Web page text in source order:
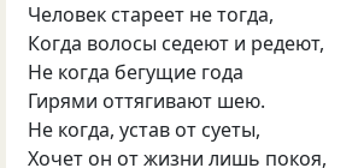
Человек стареет не тогда,
Когда волосы седеют и редеют,
Не когда бегущие года
Гирями оттягивают шею.
Не когда, устав от суеты,
Хочет он от жизни лишь покоя,